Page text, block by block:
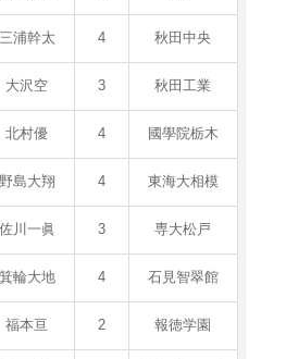
三浦幹太 4 秋田中央
大沢空 3 秋田工業
北村優 4 國學院栃木
野島大翔 4 東海大相模
佐川一眞 3 専大松戸
箕輪大地 4 石見智翠館
福本亘 2 報徳学園